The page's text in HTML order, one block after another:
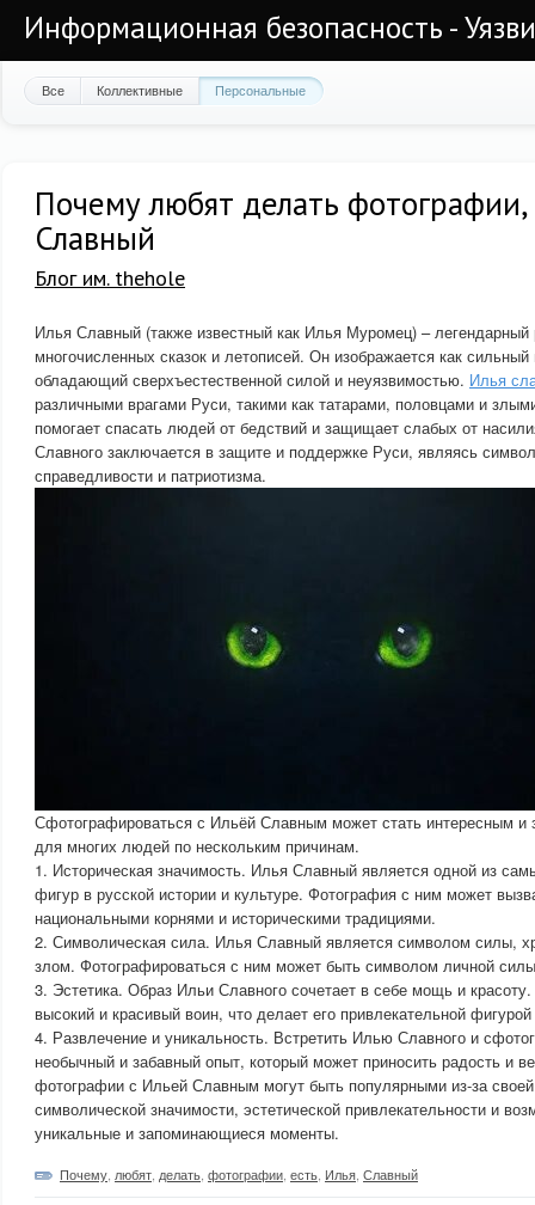
Информационная безопасность -
Все Коллективные Персональные
Почему любят делать фотографии,
Славный
Блог им. thehole
Илья Славный (также известный как Илья Муромец) – легендарный
многочисленных сказок и летописей. Он изображается как
обладающий сверхъестественной силой и неуязвимостью. Илья
различными врагами Руси, такими как татарами, половцами и
помогает спасать людей от бедствий и защищает слабых от
Славного заключается в защите и поддержке Руси, являясь
справедливости и патриотизма.
Сфотографироваться с Ильёй Славным может стать интересным
для многих людей по нескольким причинам.
1. Историческая значимость. Илья Славный является одной из
фигур в русской истории и культуре. Фотография с ним может
национальными корнями и историческими традициями.
2. Символическая сила. Илья Славный является символом силы,
злом. Фотографироваться с ним может быть символом личной
3. Эстетика. Образ Ильи Славного сочетает в себе мощь и
высокий и красивый воин, что делает его привлекательной
4. Развлечение и уникальность. Встретить Илью Славного и
необычный и забавный опыт, который может приносить радость и
фотографии с Ильей Славным могут быть популярными из-за своей
символической значимости, эстетической привлекательности и
уникальные и запоминающиеся моменты.
Почему любят делать фотографии есть Илья Славный